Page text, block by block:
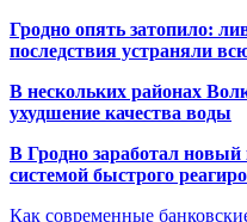
Гродно опять затопило:
последствия устраняли
В нескольких районах
ухудшение качества воды
В Гродно заработал новый
системой быстрого
Как современные